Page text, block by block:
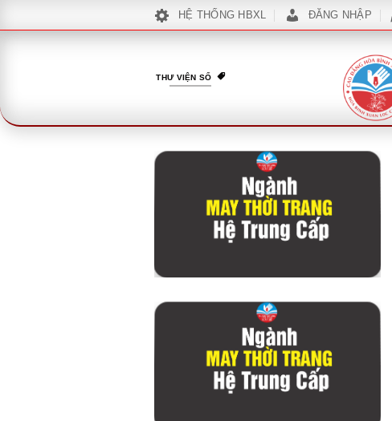
qua
HỆ THỐNG HBXL ĐĂNG NHẬP
THƯ VIỆN SỐ